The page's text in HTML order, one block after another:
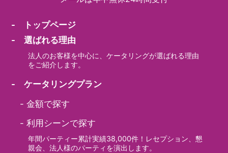
- トップページ
- 選ばれる理由
法人のお客様を中心に、ケータリングが選ばれる理由
をご紹介します。
- ケータリングプラン
-金額で探す
-利用シーンで探す
年間パーティー累計実績38,000件！レセプション、懇
親会、法人様のパーティを演出します。